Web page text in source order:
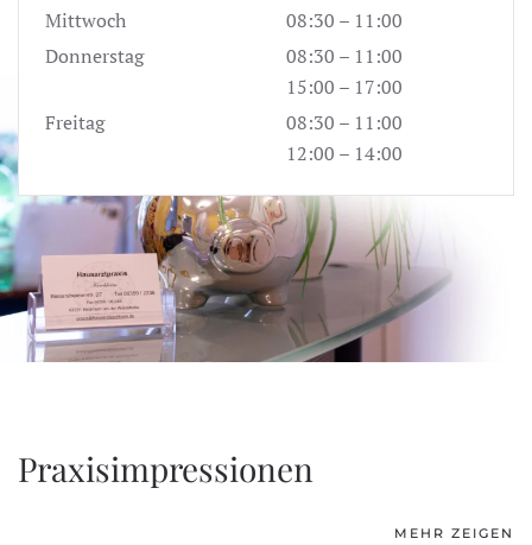
Mittwoch
08:30 – 11:00
Donnerstag
08:30 – 11:00
15:00 – 17:00
Freitag
08:30 – 11:00
12:00 – 14:00
Praxisimpressionen
MEHR ZEIGEN